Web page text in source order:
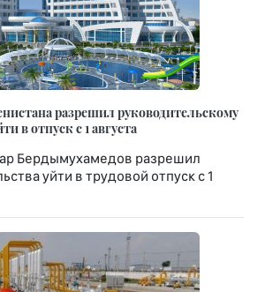
разрешил руководительскому
в отпуск с 1 августа
Бердымухамедов разрешил
уйти в трудовой отпуск с 1